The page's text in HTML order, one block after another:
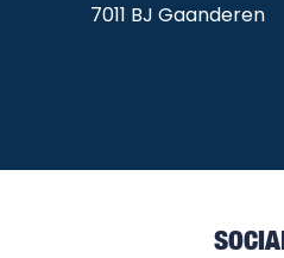
7011 BJ Gaanderen